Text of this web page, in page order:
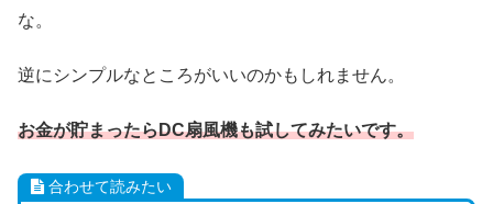
な。
逆にシンプルなところがいいのかもしれません。
お金が貯まったらDC扇風機も試してみたいです。
合わせて読みたい